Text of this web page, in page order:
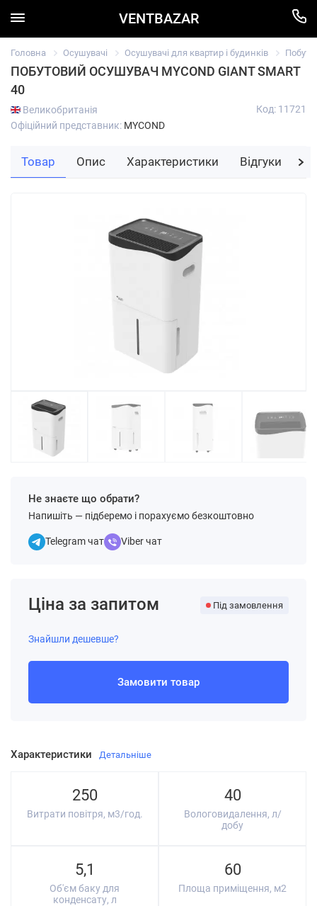
VENTBAZAR
Головна Осушувачі Осушувачі для квартир і будинків
ПОБУТОВИЙ ОСУШУВАЧ MYCOND GIANT SMART
40
Великобританія
Офіційний представник: MYCOND
Код: 11721
Не знаєте що обрати?
Напишіть — підберемо і порахуємо безкоштовно
Telegram чат Viber чат
Характеристики Детальніше
250
Витрати повітря, м3/год.
40
Вологовидалення, л/
добу
5,1
Об'єм баку для
конденсату, л
60
Площа приміщення, м2
Ціна за запитом Під замовлення
Знайшли дешевше?
Замовити товар
Товар Опис Характеристики Відгуки